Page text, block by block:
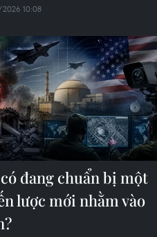
10:08
đang chuẩn bị một
lược mới nhằm vào